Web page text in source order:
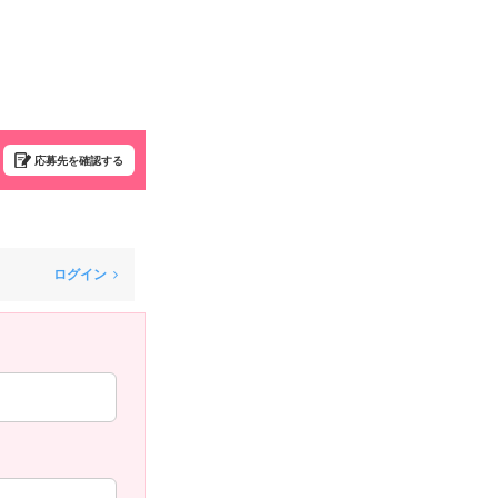
応募先を確認する
ログイン